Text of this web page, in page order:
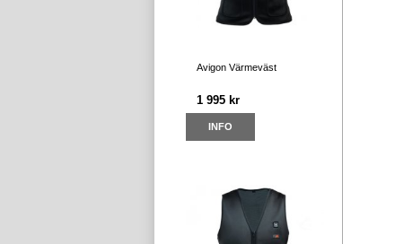
Avigon Värmeväst
1 995 kr
INFO